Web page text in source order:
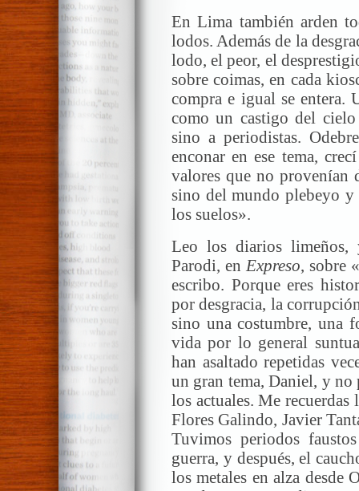
En Lima también arden
lodos. Además de la
lodo, el peor, el
sobre coimas, en cada
compra e igual se entera.
como un castigo del
sino a periodistas.
enconar en ese tema,
valores que no provenían
sino del mundo plebeyo
los suelos».
Leo los diarios
Parodi, en Expreso, sobre
escribo. Porque eres
por desgracia, la
sino una costumbre, una
vida por lo general
han asaltado repetidas
un gran tema, Daniel, y
los actuales. Me
Flores Galindo, Javier
Tuvimos periodos
guerra, y después, el
los metales en alza desde